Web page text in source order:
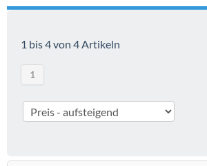
1 bis 4 von 4 Artikeln
1